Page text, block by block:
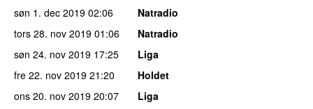
søn 1. dec 2019 02:06
Natradio
tors 28. nov 2019 01:06
Natradio
søn 24. nov 2019 17:25
Liga
fre 22. nov 2019 21:20
Holdet
ons 20. nov 2019 20:07
Liga